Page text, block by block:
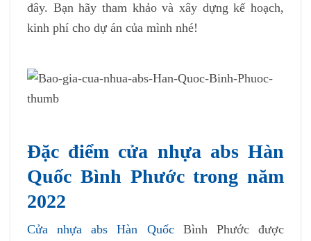
đây. Bạn hãy tham khảo và xây dựng kế hoạch,
kinh phí cho dự án của mình nhé!
Đặc điểm cửa nhựa abs Hàn
Quốc Bình Phước trong năm
2022
Cửa nhựa abs Hàn QuốcBình Phước được